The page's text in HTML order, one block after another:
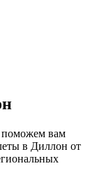
вам
в Диллон от